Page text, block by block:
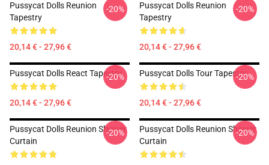
Pussycat Dolls Reunion
Tapestry
20,14 € - 27,96 €
-20%
Pussycat Dolls Reunion
Tapestry
20,14 € - 27,96 €
-20%
Pussycat Dolls React Tapestry
20,14 € - 27,96 €
-20% Pussycat Dolls Tour Tapestry
20,14 € - 27,96 €
-20%
Pussycat Dolls Reunion Shower
Curtain
-20%
Pussycat Dolls Reunion Shower
Curtain
-20%